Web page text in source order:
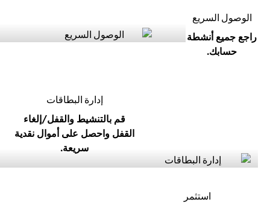
الوصول السريع
راجع جميع أنشطة
حسابك.
إدارة البطاقات
قم بالتنشيط والقفل/إلغاء
القفل واحصل على أموال نقدية
سريعة.
استثمر